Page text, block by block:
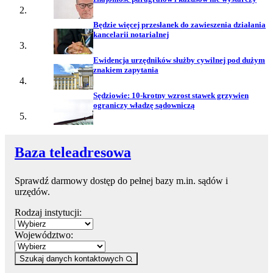
Będzie więcej przesłanek do zawieszenia działania
kancelarii notarialnej
Ewidencja urzędników służby cywilnej pod dużym
znakiem zapytania
Sędziowie: 10-krotny wzrost stawek grzywien
ograniczy władzę sądowniczą
Baza teleadresowa
Sprawdź darmowy dostęp do pełnej bazy m.in. sądów i
urzędów.
Rodzaj instytucji:
Województwo:
Szukaj danych kontaktowych